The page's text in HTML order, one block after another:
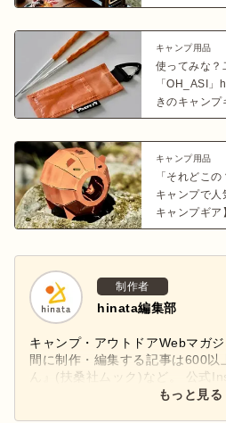
キャンプ用品
使ってみな？
「OH_ASI
きのキャンプ
キャンプ用品
「それどこ
キャンプで人
キャンプギア
制作者
hinata編集部
キャンプ・アウトドアWebマガ
間に制作・編集する記事は600以
ん』(扶桑社ムック)など。 公式
もっと見る